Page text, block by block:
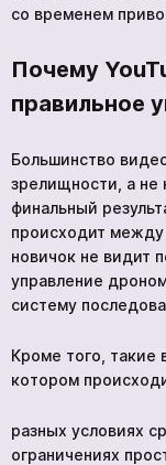
со временем
Почему
правильное
Большинство
зрелищности, а не
финальный
происходит между
новичок не видит
управление
систему
Кроме того, такие
котором
разных условиях
ограничениях